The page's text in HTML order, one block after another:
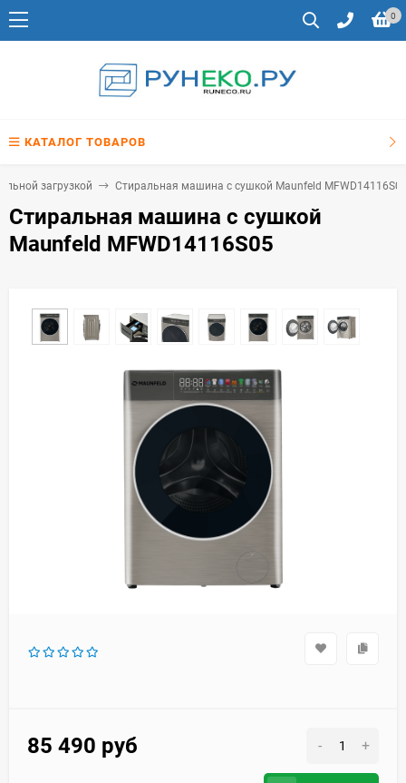
0
КАТАЛОГ ТОВАРОВ
загрузкой Стиральная машина с сушкой Maunfeld
Стиральная машина с сушкой
Maunfeld MFWD14116S05
85 490 руб - +